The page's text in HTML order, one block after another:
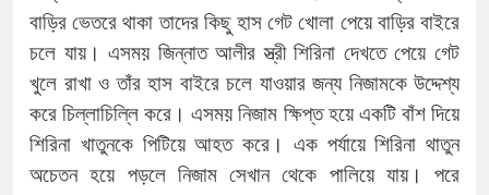
বাড়ির ভেতরে থাকা তাদের কিছু হাস গেট খোলা পেয়ে বাড়ির বাইরে
চলে যায়। এসময় জিন্নাত আলীর স্ত্রী শিরিনা দেখতে পেয়ে গেট
খুলে রাখা ও তাঁর হাস বাইরে চলে যাওয়ার জন্য নিজামকে উদ্দেশ্য
করে চিল্লাচিল্লি করে। এসময় নিজাম ক্ষিপ্ত হয়ে একটি বাঁশ দিয়ে
শিরিনা খাতুনকে পিটিয়ে আহত করে। এক পর্যায়ে শিরিনা থাতুন
অচেতন হয়ে পড়লে নিজাম সেখান থেকে পালিয়ে যায়। পরে